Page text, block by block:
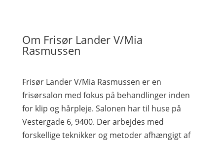
Om Frisør Lander V/Mia
Rasmussen
Frisør Lander V/Mia Rasmussen er en
frisørsalon med fokus på behandlinger inden
for klip og hårpleje. Salonen har til huse på
Vestergade 6, 9400. Der arbejdes med
forskellige teknikker og metoder afhængigt af